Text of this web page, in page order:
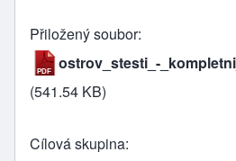
Přiložený soubor
ostrov_stesti_-
(541.54 KB)
Cílová skupina